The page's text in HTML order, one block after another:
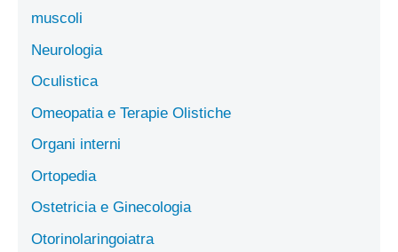
muscoli
Neurologia
Oculistica
Omeopatia e Terapie Olistiche
Organi interni
Ortopedia
Ostetricia e Ginecologia
Otorinolaringoiatra